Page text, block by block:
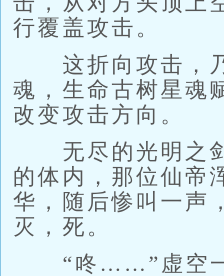
行覆盖攻击。
这折向攻击，乃
魂，生命古树星魂
改变攻击方向。
无尽的光明之剑
的体内，那位仙帝
华，随后惨叫一声
灭，死。
“咚……”虚空一